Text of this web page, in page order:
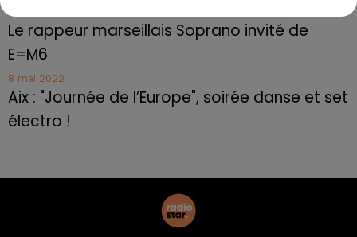
8 mai 2022
Le rappeur marseillais Soprano invité de
E=M6
8 mai 2022
Aix : "Journée de l’Europe", soirée danse et set
électro !